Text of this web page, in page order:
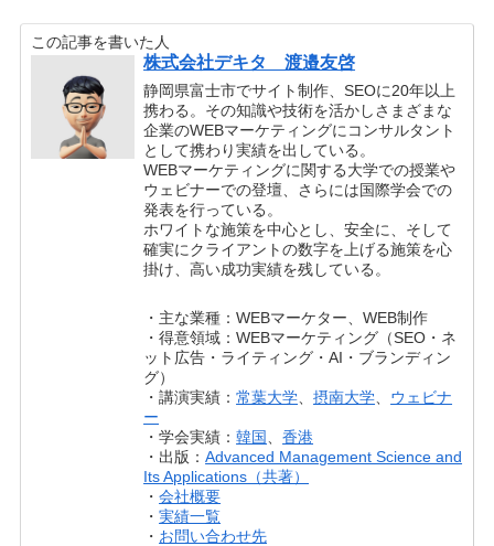
この記事を書いた人
株式会社デキタ 渡邉友啓
静岡県富士市でサイト制作、SEOに20年以上
携わる。その知識や技術を活かしさまざまな
企業のWEBマーケティングにコンサルタント
として携わり実績を出している。
WEBマーケティングに関する大学での授業や
ウェビナーでの登壇、さらには国際学会での
発表を行っている。
ホワイトな施策を中心とし、安全に、そして
確実にクライアントの数字を上げる施策を心
掛け、高い成功実績を残している。
・主な業種：WEBマーケター、WEB制作
・得意領域：WEBマーケティング（SEO・ネ
ット広告・ライティング・AI・ブランディン
グ）
・講演実績：常葉大学 、摂南大学
ウェビナ
ー
・学会実績：韓国 、香港
・出版：Advanced Management Science and
Its Applications（共著）
・会社概要
・実績一覧
・ お問い合わせ先